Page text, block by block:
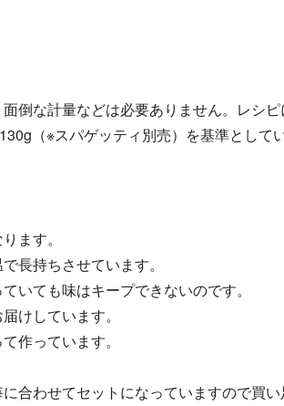
倒な計量などは必要ありません。レシ
（※スパゲッティ別売）を基準として
ます。
長持ちさせています。
いても味はキープできないのです。
けしています。
作っています。
合わせてセットになっていますので買い